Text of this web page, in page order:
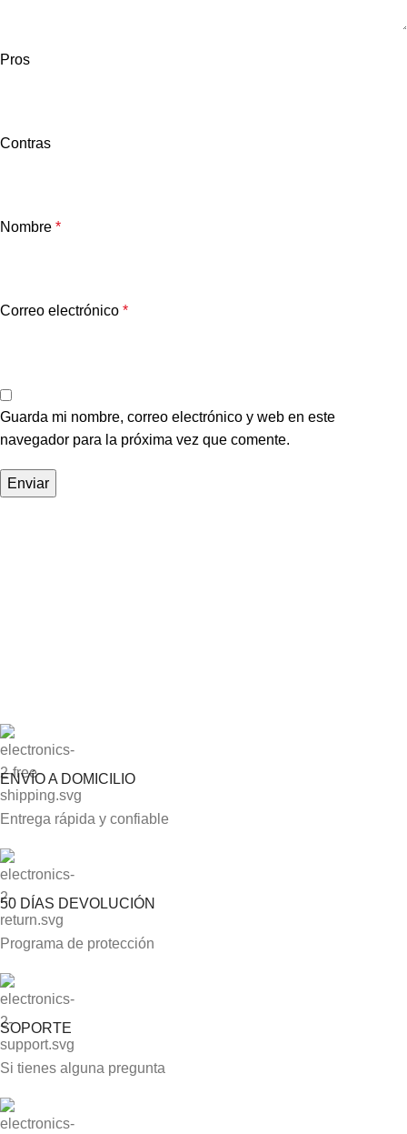
Pros
Contras
Nombre *
Correo electrónico *
Guarda mi nombre, correo electrónico y web en este
navegador para la próxima vez que comente.
ENVÍO A DOMICILIO
Entrega rápida y confiable
50 DÍAS DEVOLUCIÓN
Programa de protección
SOPORTE
Si tienes alguna pregunta